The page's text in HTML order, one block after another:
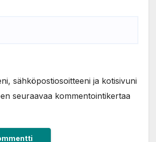
sähköpostiosoitteeni ja kotisivuni
seuraavaa kommentointikertaa